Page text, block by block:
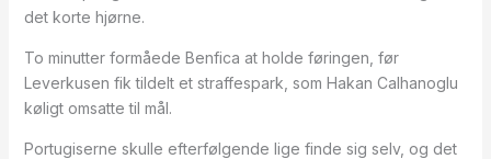
det korte hjørne.
To minutter formåede Benfica at holde føringen, før
Leverkusen fik tildelt et straffespark, som Hakan Calhanoglu
køligt omsatte til mål.
Portugiserne skulle efterfølgende lige finde sig selv, og det